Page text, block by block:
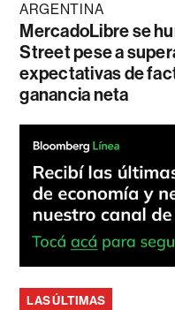
ARGENTINA
MercadoLibre se
Street pese a
expectativas de
ganancia neta
LAS ÚLTIMAS